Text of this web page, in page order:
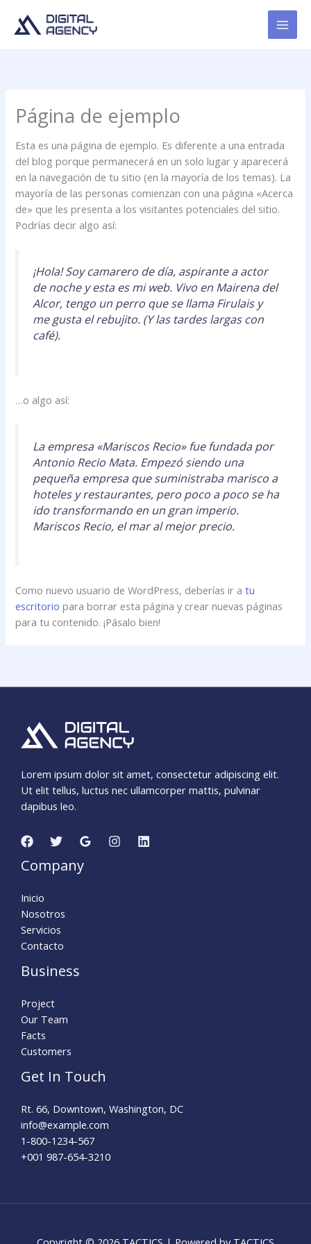
content
Página de ejemplo
Esta es una página de ejemplo. Es diferente a una entrada
del blog porque permanecerá en un solo lugar y aparecerá
en la navegación de tu sitio (en la mayoría de los temas). La
mayoría de las personas comienzan con una página «Acerca
de» que les presenta a los visitantes potenciales del sitio.
Podrías decir algo así:
¡Hola! Soy camarero de día, aspirante a actor
de noche y esta es mi web. Vivo en Mairena del
Alcor, tengo un perro que se llama Firulais y
me gusta el rebujito. (Y las tardes largas con
café).
…o algo así:
La empresa «Mariscos Recio» fue fundada por
Antonio Recio Mata. Empezó siendo una
pequeña empresa que suministraba marisco a
hoteles y restaurantes, pero poco a poco se ha
ido transformando en un gran imperio.
Mariscos Recio, el mar al mejor precio.
Como nuevo usuario de WordPress, deberías ir atu
escritorio para borrar esta página y crear nuevas páginas
para tu contenido. ¡Pásalo bien!
Lorem ipsum dolor sit amet, consectetur adipiscing elit.
Ut elit tellus, luctus nec ullamcorper mattis, pulvinar
dapibus leo.
Company
Inicio
Nosotros
Servicios
Contacto
Business
Project
Our Team
Facts
Customers
Get In Touch
Rt. 66, Downtown, Washington, DC
info@example.com​
1-800-1234-567
+001 987-654-3210